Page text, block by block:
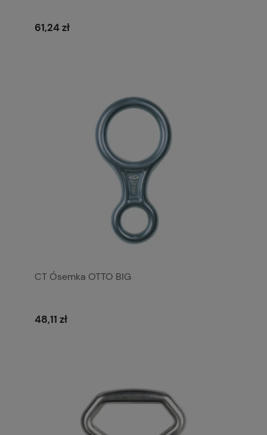
61,24 zł
CT Ósemka OTTO BIG
48,11 zł